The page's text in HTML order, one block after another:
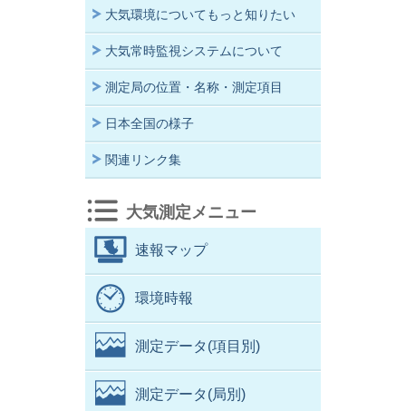
大気環境についてもっと知りたい
大気常時監視システムについて
測定局の位置・名称・測定項目
日本全国の様子
関連リンク集
大気測定メニュー
速報マップ
環境時報
測定データ(項目別)
測定データ(局別)